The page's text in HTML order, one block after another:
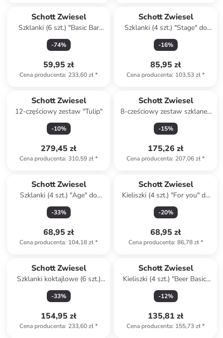
Schott Zwiesel
Szklanki (6 szt.) "Basic Bar
Selection" - 300 ml
-74%
59,95 zł
Cena producenta: 233,60 zł*
Schott Zwiesel
Szklanki (4 szt.) "Stage" do
whiskey - 364 ml
-16%
85,95 zł
Cena producenta: 103,53 zł*
Schott Zwiesel
12-częściowy zestaw "Tulip"
-10%
279,45 zł
Cena producenta: 310,59 zł*
Schott Zwiesel
8-cześciowy zestaw szklanek
"Stage"
-15%
175,26 zł
Cena producenta: 207,06 zł*
Schott Zwiesel
Szklanki (4 szt.) "Age" do
whiskey - 294 ml
-33%
68,95 zł
Cena producenta: 104,18 zł*
Schott Zwiesel
Kieliszki (4 szt.) "For you" do
shotów - 75 ml
-20%
68,95 zł
Cena producenta: 86,78 zł*
Schott Zwiesel
Szklanki koktajlowe (6 szt.)
"Basic Bar Selection" - 366 ml
-33%
154,95 zł
Cena producenta: 233,60 zł*
Schott Zwiesel
Kieliszki (4 szt.) "Beer Basic"
do piwa - 300 ml
-12%
135,81 zł
Cena producenta: 155,73 zł*